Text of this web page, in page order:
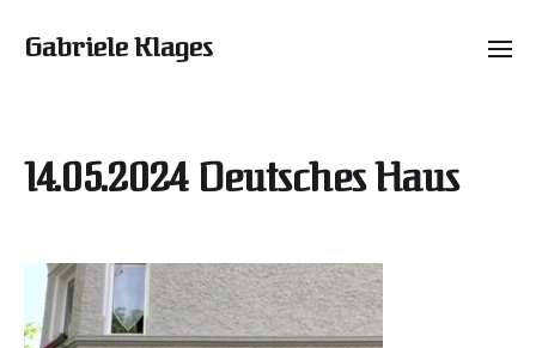
Gabriele Klages
14.05.2024 Deutsches Haus